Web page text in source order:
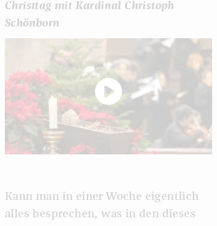
Christtag mit Kardinal Christoph
Schönborn
Kann man in einer Woche eigentlich
alles besprechen, was in den dieses